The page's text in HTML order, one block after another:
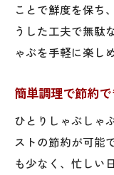
ことで鮮度を保ち
うした工夫で無駄
ゃぶを手軽に楽し
簡単調理で節約
ひとりしゃぶしゃ
ストの節約が可能
も少なく、忙しい